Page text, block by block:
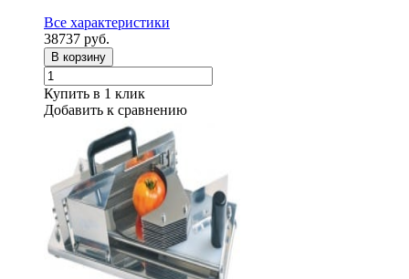
Все характеристики
38737 руб.
В корзину
Купить в 1 клик
Добавить к сравнению